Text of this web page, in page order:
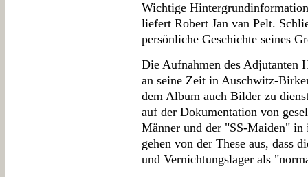
Wichtige
liefert Robert Jan van Pelt.
persönliche Geschichte seines
Die Aufnahmen des Adjutanten
an seine Zeit in Auschwitz-
dem Album auch Bilder zu
auf der Dokumentation von
Männer und der "SS-Maiden"
gehen von der These aus, dass
und Vernichtungslager als